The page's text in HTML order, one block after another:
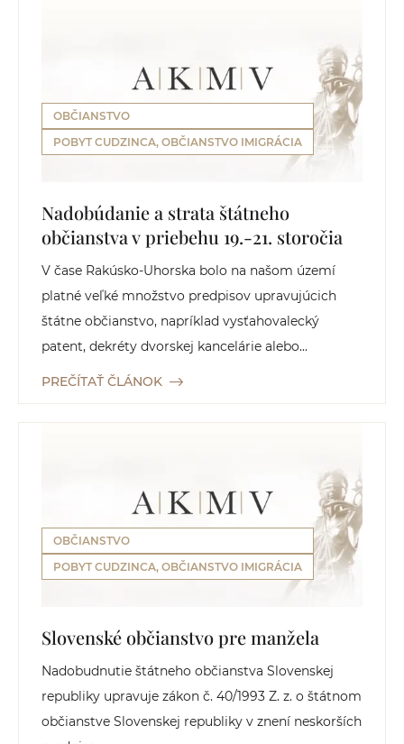
OBČIANSTVO
POBYT CUDZINCA, OBČIANSTVO IMIGRÁCIA
Nadobúdanie a strata štátneho
občianstva v priebehu 19.-21. storočia
V čase Rakúsko-Uhorska bolo na našom území
platné veľké množstvo predpisov upravujúcich
štátne občianstvo, napríklad vysťahovalecký
patent, dekréty dvorskej kancelárie alebo...
PREČÍTAŤ ČLÁNOK
OBČIANSTVO
POBYT CUDZINCA, OBČIANSTVO IMIGRÁCIA
Slovenské občianstvo pre manžela
Nadobudnutie štátneho občianstva Slovenskej
republiky upravuje zákon č. 40/1993 Z. z. o štátnom
občianstve Slovenskej republiky v znení neskorších